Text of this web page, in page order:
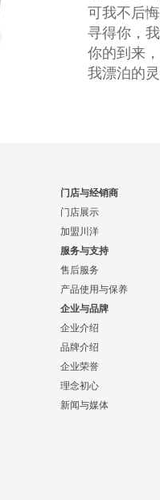
可我不后
寻得你，
你的到来
我漂泊的
门店与经销商
门店展示
加盟川洋
服务与支持
售后服务
产品使用与保养
企业与品牌
企业介绍
品牌介绍
企业荣誉
理念初心
新闻与媒体